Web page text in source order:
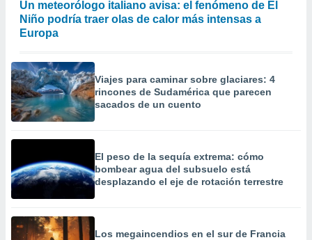
Un meteorólogo italiano avisa: el fenómeno de El
Niño podría traer olas de calor más intensas a
Europa
Viajes para caminar sobre glaciares: 4
rincones de Sudamérica que parecen
sacados de un cuento
El peso de la sequía extrema: cómo
bombear agua del subsuelo está
desplazando el eje de rotación terrestre
Los megaincendios en el sur de Francia